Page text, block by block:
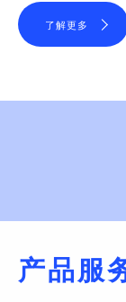
了解更多
产品服